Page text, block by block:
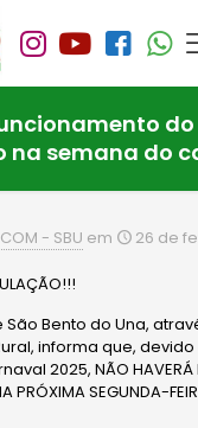
na semana do
- SBU em 26 de
São Bento do Una,
informa que,
2025, NÃO HAVERÁ
PRÓXIMA SEGUNDA-